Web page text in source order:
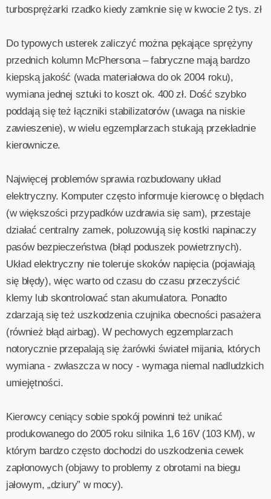
turbosprężarki rzadko kiedy zamknie się w kwocie 2 tys. zł
Do typowych usterek zaliczyć można pękające sprężyny
przednich kolumn McPhersona – fabryczne mają bardzo
kiepską jakość (wada materiałowa do ok 2004 roku),
wymiana jednej sztuki to koszt ok. 400 zł. Dość szybko
poddają się też łączniki stabilizatorów (uwaga na niskie
zawieszenie), w wielu egzemplarzach stukają przekładnie
kierownicze.
Najwięcej problemów sprawia rozbudowany układ
elektryczny. Komputer często informuje kierowcę o błędach
(w większości przypadków uzdrawia się sam), przestaje
działać centralny zamek, poluzowują się kostki napinaczy
pasów bezpieczeństwa (błąd poduszek powietrznych).
Układ elektryczny nie toleruje skoków napięcia (pojawiają
się błędy), więc warto od czasu do czasu przeczyścić
klemy lub skontrolować stan akumulatora. Ponadto
zdarzają się też uszkodzenia czujnika obecności pasażera
(również błąd airbag). W pechowych egzemplarzach
notorycznie przepalają się żarówki świateł mijania, których
wymiana - zwłaszcza w nocy - wymaga niemal nadludzkich
umiejętności.
Kierowcy ceniący sobie spokój powinni też unikać
produkowanego do 2005 roku silnika 1,6 16V (103 KM), w
którym bardzo często dochodzi do uszkodzenia cewek
zapłonowych (objawy to problemy z obrotami na biegu
jałowym, „dziury” w mocy).